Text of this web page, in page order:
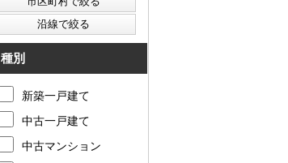
種別
新築一戸建て
中古一戸建て
中古マンション